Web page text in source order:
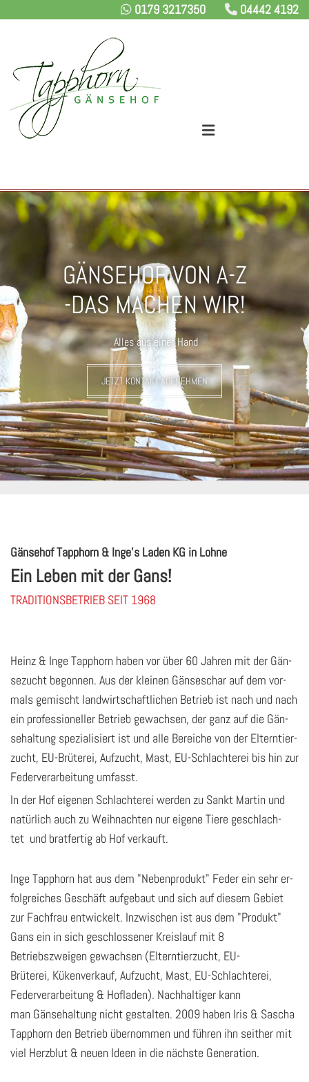
 0179 3217350  04442 4192
GÄNSEHOF VON A-Z
-DAS MACHEN WIR!
Alles aus einer Hand
JETZT KONTAKT AUFNEHMEN
Gänsehof Tapphorn & Inge's Laden KG in Lohne
Ein Leben mit der Gans!
TRADITIONSBETRIEB SEIT 1968
Heinz & Inge Tap­phorn haben vor über 60 Jah­ren mit der Gän­
se­zucht be­gon­nen. Aus der klei­nen Gän­se­schar auf dem vor­
mals ge­mischt land­wirt­schaft­li­chen Be­trieb ist nach und nach
ein pro­fes­sio­nel­ler Be­trieb ge­wach­sen, der ganz auf die Gän­
se­hal­tung spe­zia­li­siert ist und alle Be­rei­che von der El­tern­tier­
zucht, EU-Brü­te­rei, Auf­zucht, Mast, EU-Schlach­te­rei bis hin zur
Fe­der­ver­ar­bei­tung um­fasst.
In der Hof ­ei­ge­nen Schlach­te­rei wer­den zu Sankt Mar­tin und
na­tür­lich auch zu Weih­nach­ten nur ei­ge­ne Tiere ge­schlach­
tet und brat­fer­tig ab Hof ver­kauft.
Inge Tap­phorn hat aus dem "Ne­ben­pro­dukt" Feder ein sehr er­
folg­rei­ches Ge­schäft auf­ge­baut und sich auf die­sem Ge­biet
zur Fach­frau ent­wi­ckelt. In­zwi­schen ist aus dem "Produkt"
Gans ein in sich geschlossener Kreislauf mit 8
Betriebszweigen gewachsen (Elterntierzucht, EU-
Brüterei, Kükenverkauf, Aufzucht, Mast, EU-Schlachterei,
Federverarbeitung & Hofladen). Nachhaltiger kann
man Gänsehaltung nicht gestalten. 2009 haben Iris & Sa­scha
Tap­phorn den Be­trieb über­nom­men und füh­ren ihn seit­her mit
viel Herz­blut & neuen Ideen in die nächs­te Ge­ne­ra­ti­on.